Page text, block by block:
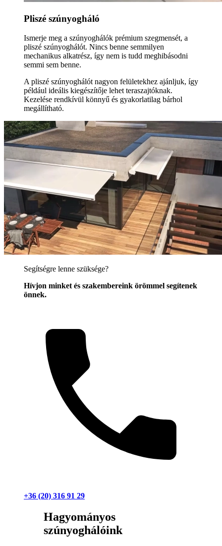
Pliszé szúnyogháló
Ismerje meg a szúnyoghálók prémium szegmensét, a
pliszé szúnyoghálót. Nincs benne semmilyen
mechanikus alkatrész, így nem is tudd meghibásodni
semmi sem benne.
A pliszé szúnyoghálót nagyon felületekhez ajánljuk, így
például ideális kiegészítője lehet teraszajtóknak.
Kezelése rendkívül könnyű és gyakorlatilag bárhol
megállítható.
Segítségre lenne szüksége?
Hívjon minket és szakembereink örömmel segítenek
önnek.
+36 (20) 316 91 29
Hagyományos
szúnyoghálóink